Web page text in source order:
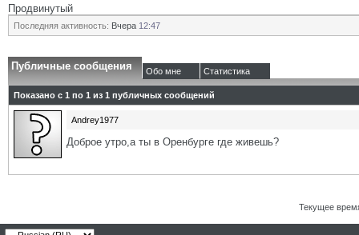
Продвинутый
Последняя активность: Вчера 12:47
Публичные сообщения Обо мне Статистика
Показано с 1 по 1 из 1 публичных сообщений
Andrey1977
Доброе утро,а ты в Оренбурге где живешь?
Текущее